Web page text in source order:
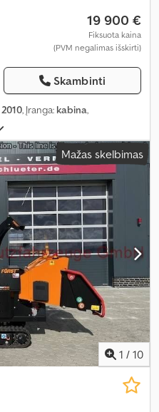
19 900 €
Fiksuota kaina
(PVM negalimas išskirti)
Skambinti
2010, Įranga: kabina,
Mažas skelbimas
1 / 10